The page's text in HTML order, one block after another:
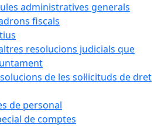
administratives generals
fiscals
resolucions judicials que
de les sol·licituds de dret
de personal
de comptes